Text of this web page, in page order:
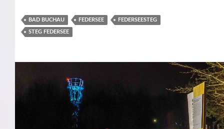
BAD BUCHAU FEDERSEE FEDERSEESTEG
STEG FEDERSEE